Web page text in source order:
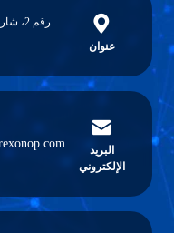
عنوان
رقم
البريد
الإلكتروني